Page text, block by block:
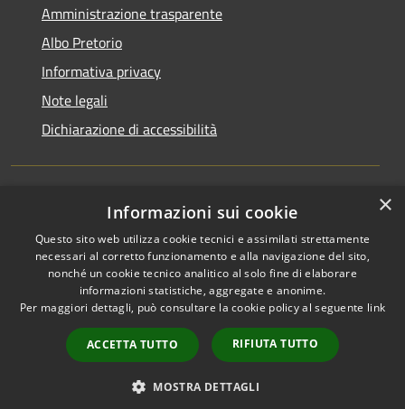
Amministrazione trasparente
Albo Pretorio
Informativa privacy
Note legali
Dichiarazione di accessibilità
Accessibilità
Privacy
Mappa del sito
Comune convenzionato
Astigov
Progetto|Convenzione
Adesioni
•Accesso redazione
×
Informazioni sui cookie
Questo sito web utilizza cookie tecnici e assimilati strettamente
necessari al corretto funzionamento e alla navigazione del sito,
nonché un cookie tecnico analitico al solo fine di elaborare
informazioni statistiche, aggregate e anonime.
Per maggiori dettagli, può consultare la cookie policy al seguente link
ACCETTA TUTTO RIFIUTA TUTTO
MOSTRA DETTAGLI